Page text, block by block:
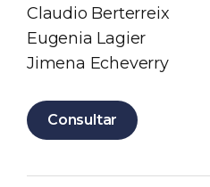
Claudio Berterreix
Eugenia Lagier
Jimena Echeverry
Consultar